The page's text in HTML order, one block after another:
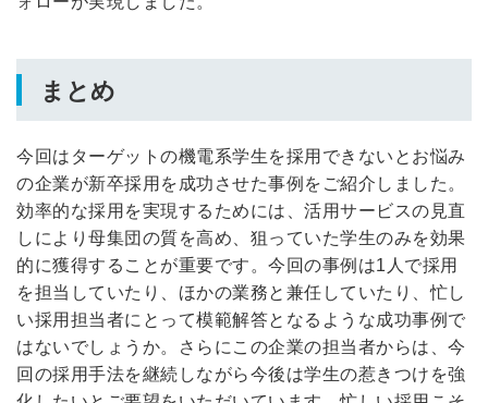
まとめ
今回はターゲットの機電系学生を採用できないとお悩み
の企業が新卒採用を成功させた事例をご紹介しました。
効率的な採用を実現するためには、活用サービスの見直
しにより母集団の質を高め、狙っていた学生のみを効果
的に獲得することが重要です。今回の事例は1人で採用
を担当していたり、ほかの業務と兼任していたり、忙し
い採用担当者にとって模範解答となるような成功事例で
はないでしょうか。さらにこの企業の担当者からは、今
回の採用手法を継続しながら今後は学生の惹きつけを強